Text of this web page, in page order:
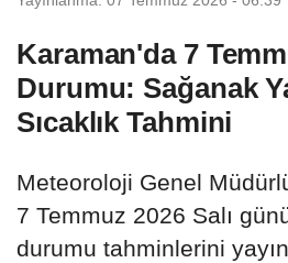
Karaman'da 7
Durumu: Sağanak
Sıcaklık Tahmini
Meteoroloji Genel
7 Temmuz 2026 Salı
durumu tahminlerini